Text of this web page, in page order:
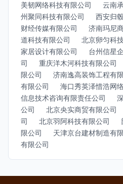
美韧网络科技有限公司
云南
州聚同科技有限公司
西安归
财经传媒有限公司
济南玛尼
道科技有限公司
北京卵匀科
家居设计有限公司
台州信星
司
重庆洋木河科技有限公司
限公司
济南逸高装饰工程有
有限公司
海口秀英泽惜浩网
信息技术咨询有限责任公司
公司
北京央实商贸有限公司
司
北京羽阿科技有限公司
限公司
天津京台建材制造有
有限公司